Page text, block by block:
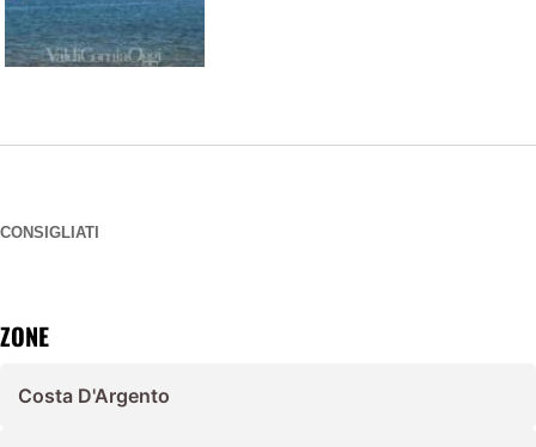
CONSIGLIATI
ZONE
Costa D'Argento